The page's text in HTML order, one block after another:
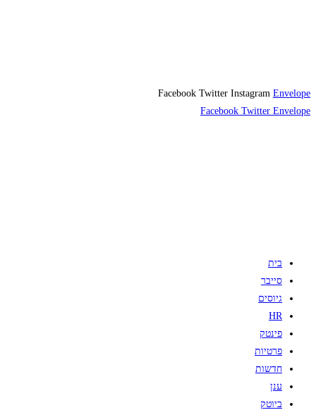
Facebook Twitter Instagram Envelope
Facebook Twitter Envelope
בית
סייבר
גיוסים
HR
פינטק
פרטיות
חדשות
ענן
ביוטק